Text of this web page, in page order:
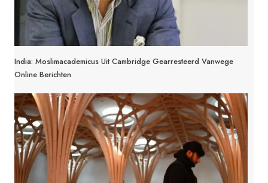
India: Moslimacademicus Uit Cambridge Gearresteerd Vanwege
Online Berichten